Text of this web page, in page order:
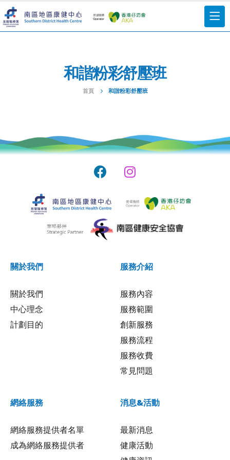
和諧粉彩舒壓班
首頁 和諧粉彩舒壓班
關於我們
關於我們
中心理念
計劃目的
服務介紹
服務內容
服務範圍
創新服務
服務流程
服務收費
常見問題
網絡服務
網絡服務提供者名單
成為網絡服務提供者
消息&活動
最新消息
健康活動